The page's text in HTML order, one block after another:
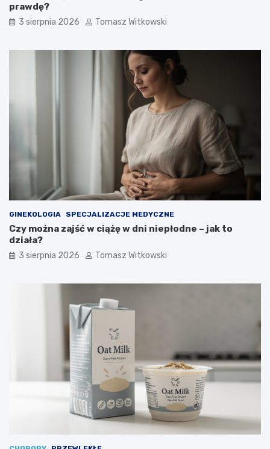
prawdę?
3 sierpnia 2026 Tomasz Witkowski
GINEKOLOGIA SPECJALIZACJE MEDYCZNE
Czy można zajść w ciążę w dni niepłodne – jak to
działa?
3 sierpnia 2026 Tomasz Witkowski